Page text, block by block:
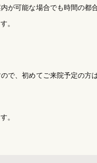
が可能な場合でも時間の都
。
で、初めてご来院予定の方
。